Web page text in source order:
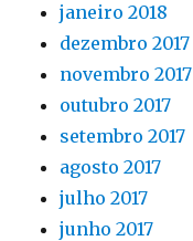
janeiro 2018
dezembro 2017
novembro 2017
outubro 2017
setembro 2017
agosto 2017
julho 2017
junho 2017